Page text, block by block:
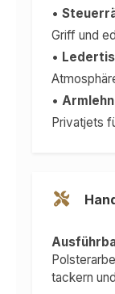
•
Griff und
•
•
Privatjets
tackern